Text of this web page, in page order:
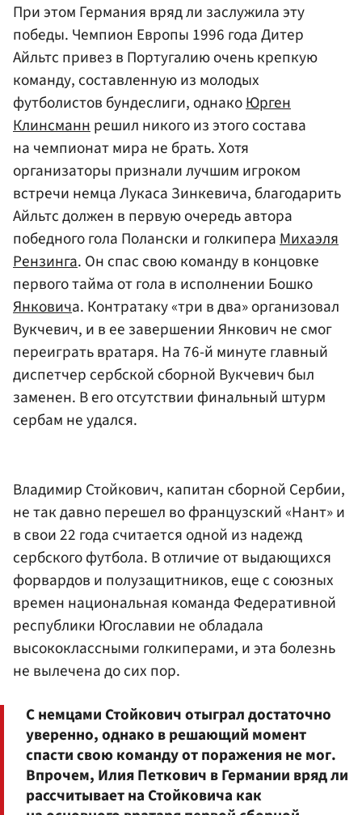
При этом Германия вряд ли заслужила эту
победы. Чемпион Европы 1996 года Дитер
Айльтс привез в Португалию очень крепкую
команду, составленную из молодых
футболистов бундеслиги, однакоЮрген
Клинсманнрешил никого из этого состава
на чемпионат мира не брать. Хотя
организаторы признали лучшим игроком
встречи немца Лукаса Зинкевича, благодарить
Айльтс должен в первую очередь автора
победного гола Полански и голкипераМихаэля
Рензинга. Он спас свою команду в концовке
первого тайма от гола в исполнении Бошко
Янковича. Контратаку «три в два» организовал
Вукчевич, и в ее завершении Янкович не смог
переиграть вратаря. На 76-й минуте главный
диспетчер сербской сборной Вукчевич был
заменен. В его отсутствии финальный штурм
сербам не удался.
Владимир Стойкович, капитан сборной Сербии,
не так давно перешел во французский «Нант» и
в свои 22 года считается одной из надежд
сербского футбола. В отличие от выдающихся
форвардов и полузащитников, еще с союзных
времен национальная команда Федеративной
республики Югославии не обладала
высококлассными голкиперами, и эта болезнь
не вылечена до сих пор.
С немцами Стойкович отыграл достаточно
уверенно, однако в решающий момент
спасти свою команду от поражения не мог.
Впрочем, Илия Петкович в Германии вряд ли
рассчитывает на Стойковича как